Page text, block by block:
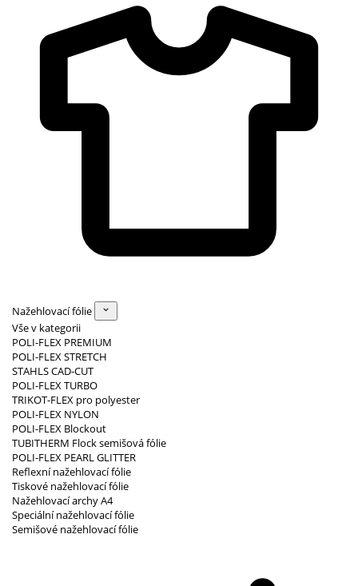
Nažehlovací fólie
Vše v kategorii
POLI-FLEX PREMIUM
POLI-FLEX STRETCH
STAHLS CAD-CUT
POLI-FLEX TURBO
TRIKOT-FLEX pro polyester
POLI-FLEX NYLON
POLI-FLEX Blockout
TUBITHERM Flock semišová fólie
POLI-FLEX PEARL GLITTER
Reflexní nažehlovací fólie
Tiskové nažehlovací fólie
Nažehlovací archy A4
Speciální nažehlovací fólie
Semišové nažehlovací fólie